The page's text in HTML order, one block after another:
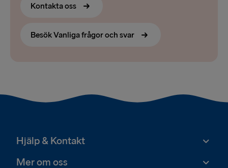
Kontakta oss
Besök Vanliga frågor och svar
Hjälp & Kontakt
Mer om oss